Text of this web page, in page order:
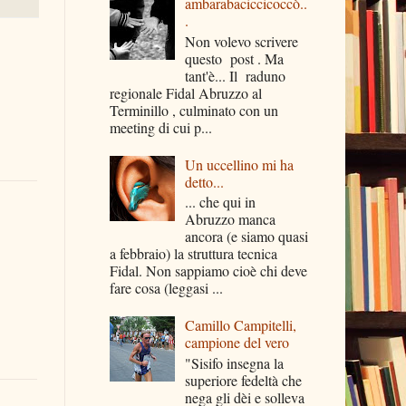
.
Non volevo scrivere
questo post . Ma
tant'è... Il raduno
regionale Fidal Abruzzo al
Terminillo , culminato con un
meeting di cui p...
Un uccellino mi ha
detto...
... che qui in
Abruzzo manca
ancora (e siamo quasi
a febbraio) la struttura tecnica
Fidal. Non sappiamo cioè chi deve
fare cosa (leggasi ...
Camillo Campitelli,
campione del vero
"Sisifo insegna la
superiore fedeltà che
nega gli dèi e solleva